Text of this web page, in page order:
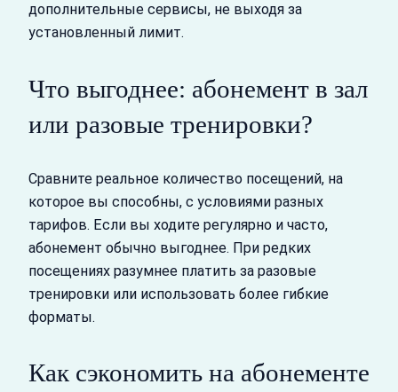
дополнительные сервисы, не выходя за
установленный лимит.
Что выгоднее: абонемент в зал
или разовые тренировки?
Сравните реальное количество посещений, на
которое вы способны, с условиями разных
тарифов. Если вы ходите регулярно и часто,
абонемент обычно выгоднее. При редких
посещениях разумнее платить за разовые
тренировки или использовать более гибкие
форматы.
Как сэкономить на абонементе